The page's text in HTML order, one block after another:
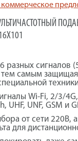
разных сигналов
тем самым
Wi-Fi, 2/3/
UHF, UNF, GSM и
от сети 220В,
для